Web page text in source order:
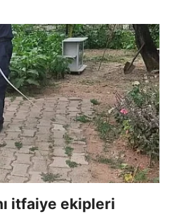
itfaiye ekipleri